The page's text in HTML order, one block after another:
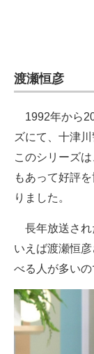
渡瀬恒彦
1992年から
ズにて、十津
このシリーズ
もあって好評
りました。
長年放送され
いえば渡瀬恒
べる人が多いの